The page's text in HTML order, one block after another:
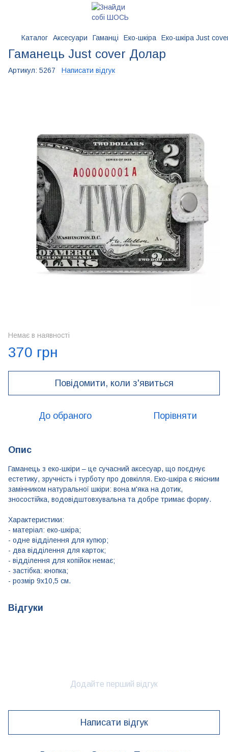
Каталог Аксесуари Гаманці Еко-шкіра Еко-шкіра Just
Гаманець Just cover Долар
Артикул: 5267 Написати відгук
Немає в наявності
370 грн
Повідомити, коли з'явиться
До обраного Порівняти
Опис
Гаманець з еко-шкіри – це сучасний аксесуар, що поєднує
естетику, зручність і турботу про довкілля. Еко-шкіра є якісним
замінником натуральної шкіри: вона м'яка на дотик,
зносостійка, водовідштовхувальна та добре тримає форму.
Характеристики:
- матеріал: еко-шкіра;
- одне відділення для купюр;
- два відділення для карток;
- відділення для копійок немає;
- застібка: кнопка;
- розмір 9x10,5 см.
Відгуки
Додайте перший відгук
Написати відгук